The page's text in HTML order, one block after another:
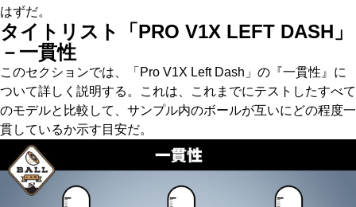
はずだ。
タイトリスト「PRO V1X LEFT DASH」
－一貫性
このセクションでは、「Pro V1X Left Dash」の『一貫性』に
ついて詳しく説明する。これは、これまでにテストしたすべて
のモデルと比較して、サンプル内のボールが互いにどの程度一
貫しているか示す目安だ。